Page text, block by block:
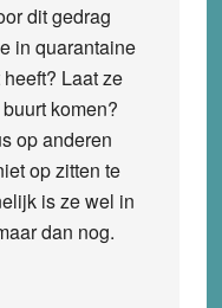
dit gedrag
in quarantaine
Laat ze
komen?
op anderen
op zitten te
is ze wel in
dan nog.